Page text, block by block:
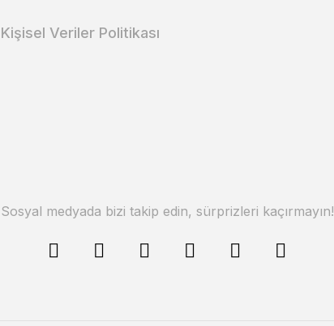
Kişisel Veriler Politikası
Sosyal medyada bizi takip edin, sürprizleri kaçırmayın!